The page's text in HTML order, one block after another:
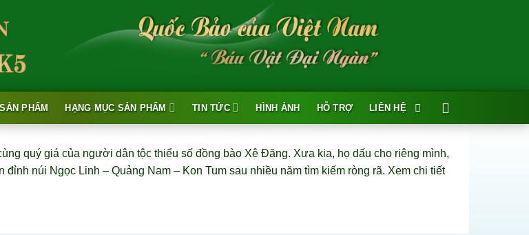
PHẨM HẠNG MỤC SẢN PHẨM TIN TỨC HÌNH ẢNH HỖ TRỢ LIÊN HỆ
quý giá của người dân tộc thiểu số đồng bào Xê Đăng. Xưa kia, họ dấu cho riêng mình,
núi Ngọc Linh – Quảng Nam – Kon Tum sau nhiều năm tìm kiếm ròng rã. Xem chi tiết